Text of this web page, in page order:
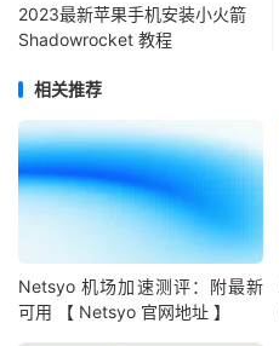
2023最新苹果手机安装小火箭
Shadowrocket 教程
相关推荐
Netsyo 机场加速测评：附最新
可用 【 Netsyo 官网地址 】